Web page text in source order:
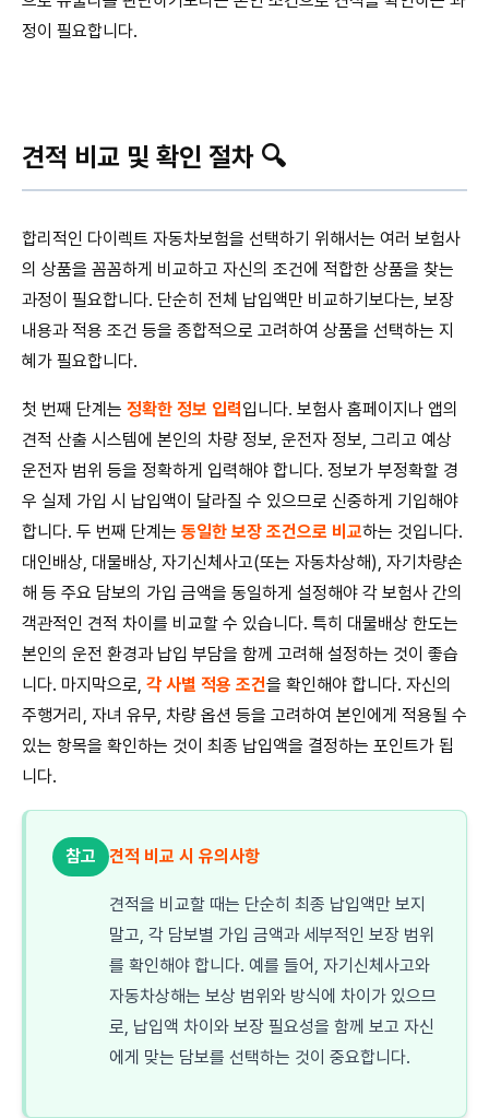
정이 필요합니다.
견적 비교 및 확인 절차 🔍
합리적인 다이렉트 자동차보험을 선택하기 위해서는 여러 보험사
의 상품을 꼼꼼하게 비교하고 자신의 조건에 적합한 상품을 찾는
과정이 필요합니다. 단순히 전체 납입액만 비교하기보다는, 보장
내용과 적용 조건 등을 종합적으로 고려하여 상품을 선택하는 지
혜가 필요합니다.
첫 번째 단계는 정확한 정보 입력입니다. 보험사 홈페이지나 앱의
견적 산출 시스템에 본인의 차량 정보, 운전자 정보, 그리고 예상
운전자 범위 등을 정확하게 입력해야 합니다. 정보가 부정확할 경
우 실제 가입 시 납입액이 달라질 수 있으므로 신중하게 기입해야
합니다. 두 번째 단계는 동일한 보장 조건으로 비교하는 것입니다.
대인배상, 대물배상, 자기신체사고(또는 자동차상해), 자기차량손
해 등 주요 담보의 가입 금액을 동일하게 설정해야 각 보험사 간의
객관적인 견적 차이를 비교할 수 있습니다. 특히 대물배상 한도는
본인의 운전 환경과 납입 부담을 함께 고려해 설정하는 것이 좋습
니다. 마지막으로, 각 사별 적용 조건을 확인해야 합니다. 자신의
주행거리, 자녀 유무, 차량 옵션 등을 고려하여 본인에게 적용될 수
있는 항목을 확인하는 것이 최종 납입액을 결정하는 포인트가 됩
니다.
참고 견적 비교 시 유의사항
견적을 비교할 때는 단순히 최종 납입액만 보지
말고, 각 담보별 가입 금액과 세부적인 보장 범위
를 확인해야 합니다. 예를 들어, 자기신체사고와
자동차상해는 보상 범위와 방식에 차이가 있으므
로, 납입액 차이와 보장 필요성을 함께 보고 자신
에게 맞는 담보를 선택하는 것이 중요합니다.